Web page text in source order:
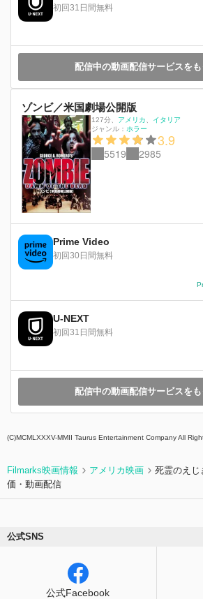
初回31日間無料
配信中の動画配信サービスを
ゾンビ／米国劇場公開版
127分 アメリカ
イタリア
ジャンル： ホラー
3.9
5519 2985
Prime Video
初回30日間無料
U-NEXT
初回31日間無料
配信中の動画配信サービスを
(C)MCMLXXXV-MMII Taurus Entertainment Company All
Filmarks映画情報 アメリカ映画
死霊のえじ
価・動画配信
公式SNS
公式Facebook